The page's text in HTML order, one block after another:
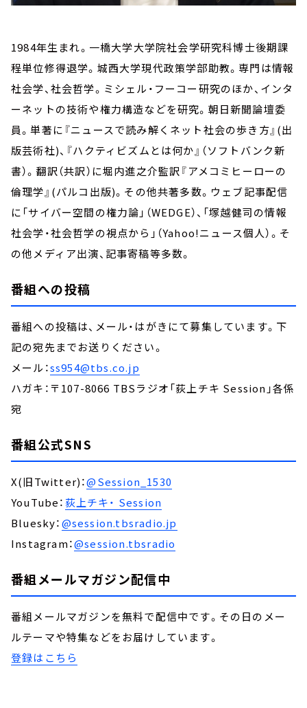
1984年生まれ。一橋大学大学院社会学研究科博士後期課
程単位修得退学。城西大学現代政策学部助教。専門は情報
社会学、社会哲学。ミシェル・フーコー研究のほか、インタ
ーネットの技術や権力構造などを研究。朝日新聞論壇委
員。単著に『ニュースで読み解くネット社会の歩き方』(出
版芸術社)、『ハクティビズムとは何か』（ソフトバンク新
書）。翻訳（共訳）に堀内進之介監訳『アメコミヒーローの
倫理学』(パルコ出版)。その他共著多数。ウェブ記事配信
に「サイバー空間の権力論」（WEDGE）、「塚越健司の情報
社会学・社会哲学の視点から」（Yahoo!ニュース個人）。そ
の他メディア出演、記事寄稿等多数。
番組への投稿
番組への投稿は、メール・はがきにて募集しています。下
記の宛先までお送りください。
メール：ss954@tbs.co.jp
ハガキ：〒107-8066 TBSラジオ「荻上チキ Session」各係
宛
番組公式SNS
X(旧Twitter)：@Session_1530
YouTube： 荻上チキ・ Session
Bluesky：@session.tbsradio.jp
Instagram：@session.tbsradio
番組メールマガジン配信中
番組メールマガジンを無料で配信中です。その日のメー
ルテーマや特集などをお届けしています。
登録はこちら